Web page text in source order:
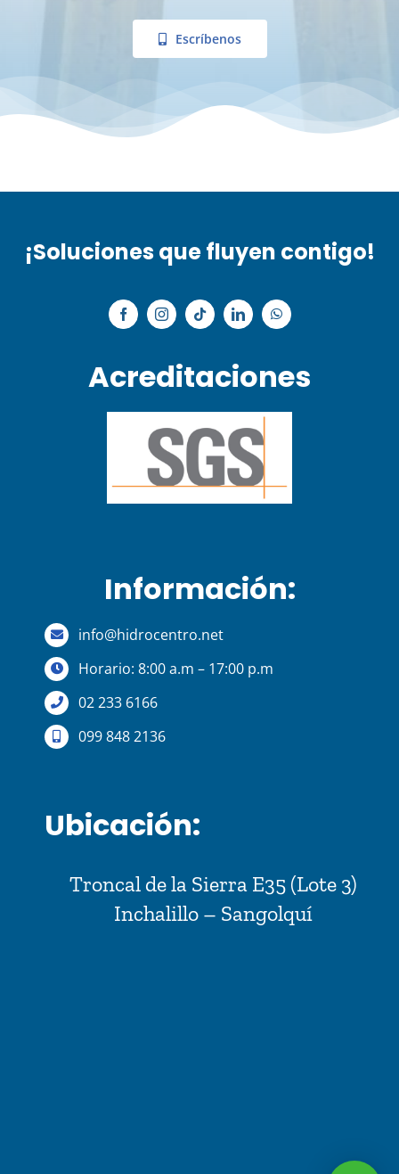
Escríbenos
¡Soluciones que fluyen contigo!
Acreditaciones
Información:
info@hidrocentro.net
Horario: 8:00 a.m – 17:00 p.m
02 233 6166
099 848 2136
Ubicación:
Troncal de la Sierra E35 (Lote 3)
Inchalillo – Sangolquí